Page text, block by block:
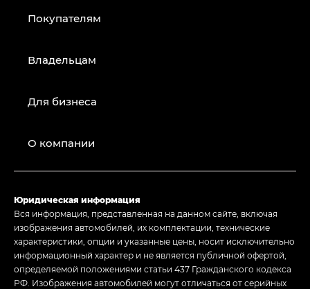
Покупателям
Владельцам
Для бизнеса
О компании
Юридическая информация
Вся информация, представленная на данном сайте, включая
изображения автомобилей, их комплектации, технические
характеристики, опции и указанные цены, носит исключительно
информационный характер и не является публичной офертой,
определяемой положениями статьи 437 Гражданского кодекса
РФ. Изображения автомобилей могут отличаться от серийных